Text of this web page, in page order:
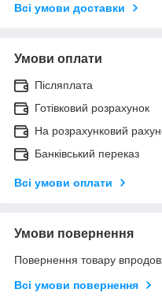
Всі умови доставки
Умови оплати
Післяплата
Готівковий розрахунок
На розрахунковий
Банківський переказ
Всі умови оплати
Умови повернення
Повернення товару
Всі умови повернення